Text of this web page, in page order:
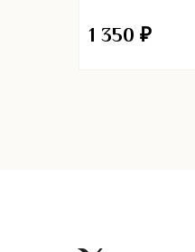
1 350 ₽